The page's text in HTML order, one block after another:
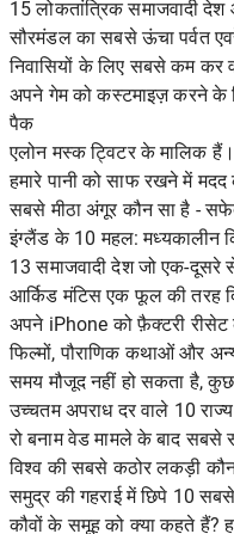
15 लोकतांत्रिक समाजवादी
सौरमंडल का सबसे ऊंचा पर्वत
निवासियों के लिए सबसे कम कर
अपने गेम को कस्टमाइज़ करने के
पैक
एलोन मस्क ट्विटर के मालिक
हमारे पानी को साफ रखने में
सबसे मीठा अंगूर कौन सा है -
इंग्लैंड के 10 महल: मध्यकालीन
13 समाजवादी देश जो एक-
आर्किड मंटिस एक फूल की तरह
अपने iPhone को फ़ैक्टरी
फिल्मों, पौराणिक कथाओं और
समय मौजूद नहीं हो सकता है, कुछ
उच्चतम अपराध दर वाले 10 राज्य
रो बनाम वेड मामले के बाद सबसे
विश्व की सबसे कठोर लकड़ी
समुद्र की गहराई में छिपे 10
कौवों के समूह को क्या कहते हैं?